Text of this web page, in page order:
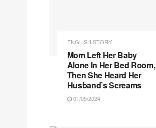
ENGLISH STORY
Mom Left Her Baby
Alone In Her Bed Room,
Then She Heard Her
Husband’s Screams
01/05/2024